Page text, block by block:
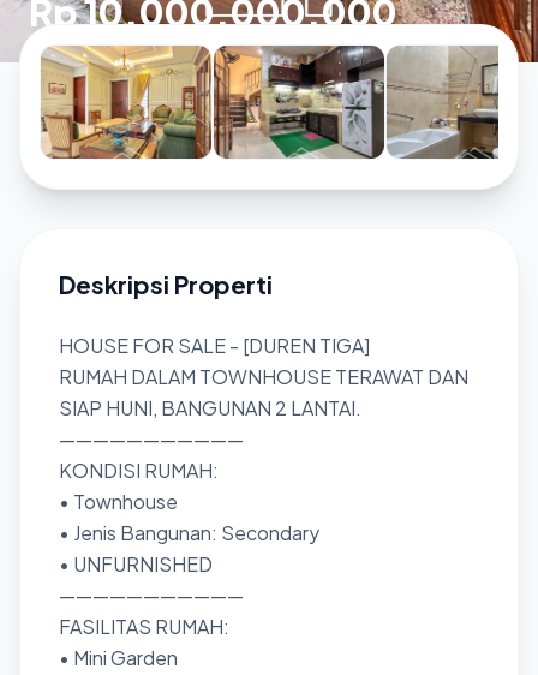
Rp 10.000.000.000
Deskripsi Properti
HOUSE FOR SALE - [DUREN TIGA]
RUMAH DALAM TOWNHOUSE TERAWAT DAN
SIAP HUNI, BANGUNAN 2 LANTAI.
———————————
KONDISI RUMAH:
• Townhouse
• Jenis Bangunan: Secondary
• UNFURNISHED
———————————
FASILITAS RUMAH:
• Mini Garden